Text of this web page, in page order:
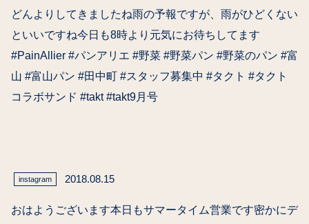
どんよりしてきましたね️雨の予報ですが、雨がひどくない
といいですね今日も8時より元気にお待ちしてます
#PainAllier #パンアリエ #野菜 #野菜パン #野菜のパン #富
山 #富山パン #田中町 #スタッフ募集中 #タクト #タクト
コラボサンド #takt #takt9月号
instagram 2018.08.15
おはようございます本日もサマータイム営業です密かにデ